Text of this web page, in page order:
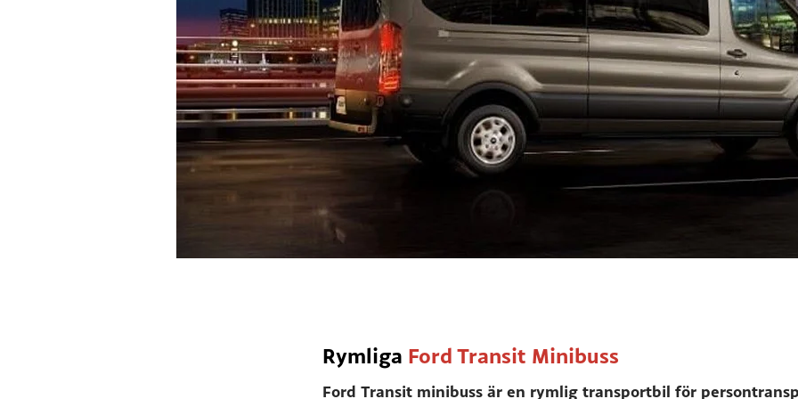
Rymliga Ford Transit Minibuss
Ford Transit minibuss är en rymlig transportbil för